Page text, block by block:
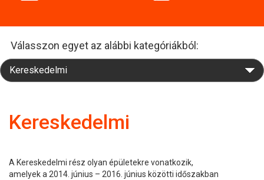
Válasszon egyet az alábbi kategóriákból:
Kereskedelmi
A Kereskedelmi rész olyan épületekre vonatkozik,
amelyek a 2014. június – 2016. június közötti időszakban